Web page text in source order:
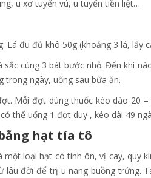
u xơ tuyến vú, u tuyến tiền liệt…
Lá đu đủ khô 50g (khoảng 3 lá, lấy
cùng 3 bát bước nhỏ. Đến khi
trong ngày, uống sau bữa ăn.
Mỗi đợt dùng thuốc kéo dào 20 –
thể uống 1 đợt duy , kéo dài 49
hạt tía tô
loại hạt có tính ôn, vị cay, quy
đời để trị u nang buồng trứng.